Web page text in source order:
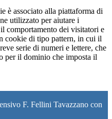
è associato alla piattaforma di
utilizzato per aiutare i
comportamento dei visitatori e
cookie di tipo pattern, in cui il
serie di numeri e lettere, che
per il dominio che imposta il
F. Fellini Tavazzano con